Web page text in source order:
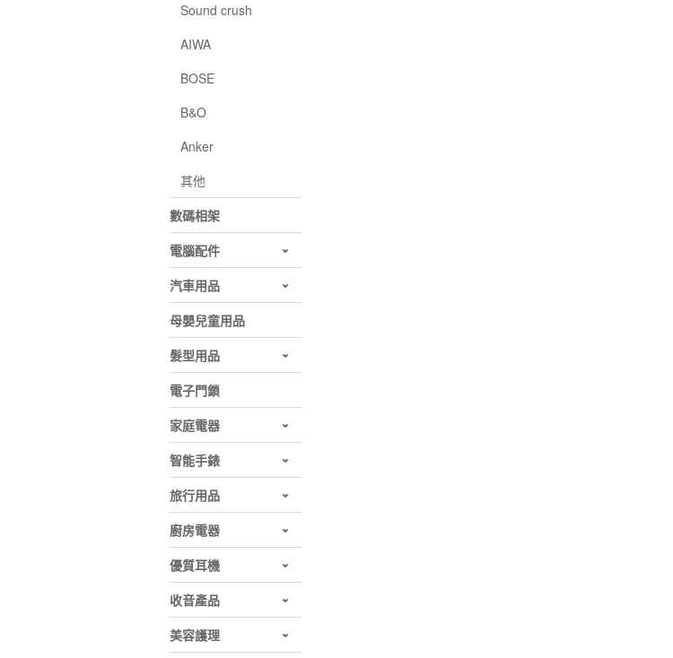
Sound crush
AIWA
BOSE
B&O
Anker
其他
數碼相架
電腦配件
汽車用品
母嬰兒童用品
髮型用品
電子門鎖
家庭電器
智能手錶
旅行用品
廚房電器
優質耳機
收音產品
美容護理